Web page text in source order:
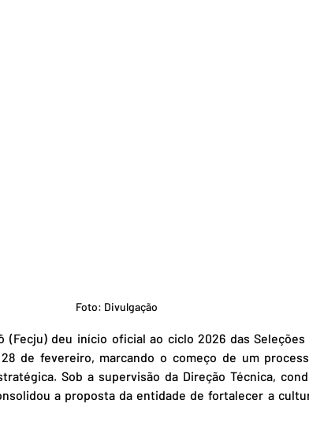
Foto: Divulgação
(Fecju) deu início oficial ao ciclo 2026 das
de fevereiro, marcando o começo de um
Sob a supervisão da Direção Técnica,
a proposta da entidade de fortalecer a